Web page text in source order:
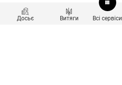
Досьє Витяги Всі сервіси